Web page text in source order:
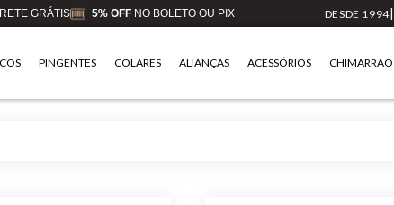
GRÁTIS 5% OFFNO BOLETO OU PIX DESDE 1994|
PINGENTES COLARES ALIANÇAS ACESSÓRIOS CHIMARRÃO